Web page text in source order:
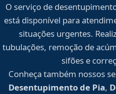
O serviço de
está disponível para
situações urgentes.
tubulações, remoção de
sifões e
Conheça também nossos
Desentupimento de Pia,